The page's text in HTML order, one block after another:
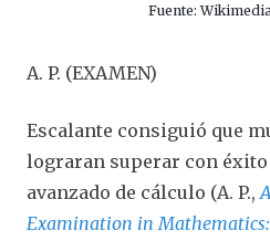
Fuente:
A. P. (EXAMEN)
Escalante consiguió que
lograran superar con éxito
avanzado de cálculo (A. P.,
Examination in Mathematics: